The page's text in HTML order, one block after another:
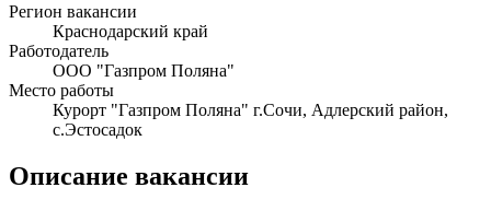
Регион вакансии
Краснодарский край
Работодатель
ООО "Газпром Поляна"
Место работы
Курорт "Газпром Поляна" г.Сочи, Адлерский район,
с.Эстосадок
Описание вакансии